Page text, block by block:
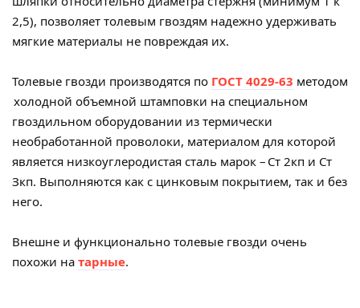
2,5), позволяет толевым гвоздям надежно удерживать
мягкие материалы не повреждая их.
Толевые гвозди производятся по ГОСТ 4029-63 методом
холодной объемной штамповки на специальном
гвоздильном оборудовании из термически
необработанной проволоки, материалом для которой
является низкоуглеродистая сталь марок – Ст 2кп и Ст
Зкп. Выполняются как с цинковым покрытием, так и без
него.
Внешне и функционально толевые гвозди очень
похожи на тарные.